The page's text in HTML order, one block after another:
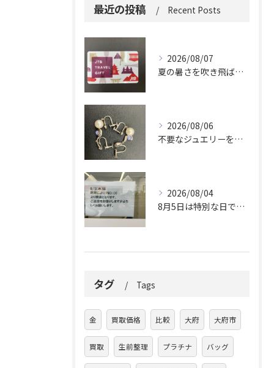
最近の投稿 Recent Posts
2026/08/07
夏の暑さを吹き飛ばしに来てください。
2026/08/06
不要なジュエリーを眠らせていませんか？
2026/08/04
8月5日は特別な日です。
タグ Tags
金 買取価格 比較 大府 大府市
買取 生前整理 プラチナ バッグ